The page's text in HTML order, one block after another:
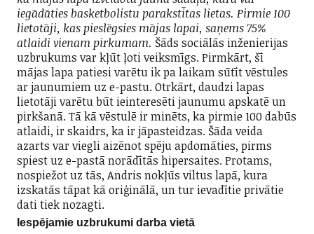
iegādāties basketbolistu parakstītas lietas. Pirmie 100
lietotāji, kas pieslēgsies mājas lapai, saņems 75%
atlaidi vienam pirkumam. Šāds sociālās inženierijas
uzbrukums var kļūt ļoti veiksmīgs. Pirmkārt, šī
mājas lapa patiesi varētu ik pa laikam sūtīt vēstules
ar jaunumiem uz e-pastu. Otrkārt, daudzi lapas
lietotāji varētu būt ieinteresēti jaunumu apskatē un
pirkšanā. Tā kā vēstulē ir minēts, ka pirmie 100 dabūs
atlaidi, ir skaidrs, ka ir jāpasteidzas. Šāda veida
azarts var viegli aizēnot spēju apdomāties, pirms
spiest uz e-pastā norādītās hipersaites. Protams,
nospiežot uz tās, Andris nokļūs viltus lapā, kura
izskatās tāpat kā oriģinālā, un tur ievadītie privātie
dati tiek nozagti.
Iespējamie uzbrukumi darba vietā